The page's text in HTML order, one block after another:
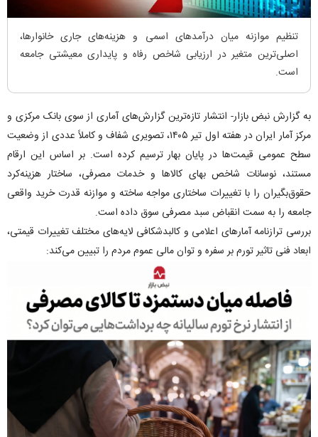
تنظیم موازنه میان درآمد‌های اسمی و هزینه‌های جاری خانوارها،
اصلی‌ترین متغیر در ارزیابی شاخص رفاه و پایداری معیشتی جامعه
است.
به گزارش نبض بازار- انتشار تازه‌ترین گزارش‌های آماری از سوی بانک مرکزی و
مرکز آمار ایران در هفته اول تیر ۱۴۰۵، تصویری شفاف و کاملاً عددی از وضعیت
سطح عمومی قیمت‌ها در پایان بهار ترسیم کرده است. بر اساس این ارقام
مستند، نوسانات شاخص بهای کالا‌ها و خدمات مصرفی، ساختار هزینه‌کرد
حقوق‌بگیران را با تغییرات ساختاری مواجه ساخته و موازنه قدرت خرید واقعی
جامعه را به سمت انقباض سبد مصرفی سوق داده است.
بررسی ترازنامه آمار‌های اعلامی و کالبدشکافی لایه‌های مختلف تغییرات قیمتی،
ابعاد فنی تاثیر تورم بر سفره و توان مالی عموم مردم را تبیین می‌کند: